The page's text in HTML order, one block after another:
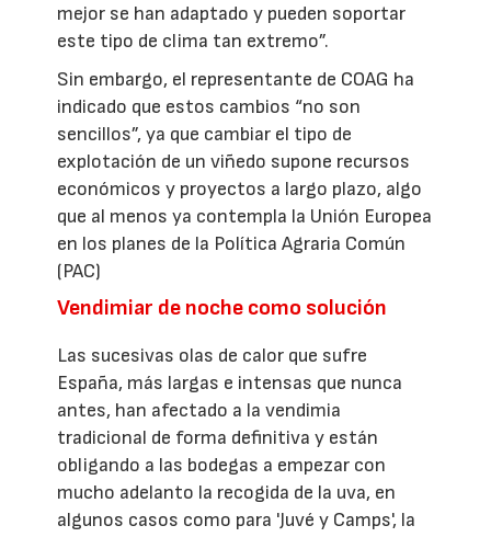
mejor se han adaptado y pueden soportar
este tipo de clima tan extremo”.
Sin embargo, el representante de COAG ha
indicado que estos cambios “no son
sencillos”, ya que cambiar el tipo de
explotación de un viñedo supone recursos
económicos y proyectos a largo plazo, algo
que al menos ya contempla la Unión Europea
en los planes de la Política Agraria Común
(PAC)
Vendimiar de noche como solución
Las sucesivas olas de calor que sufre
España, más largas e intensas que nunca
antes, han afectado a la vendimia
tradicional de forma definitiva y están
obligando a las bodegas a empezar con
mucho adelanto la recogida de la uva, en
algunos casos como para 'Juvé y Camps', la